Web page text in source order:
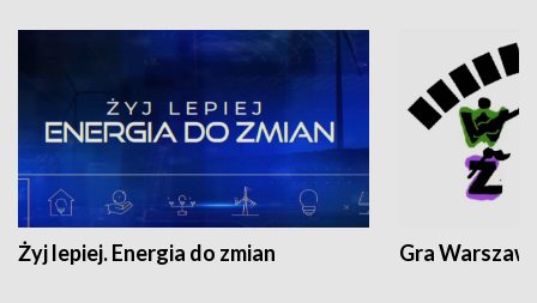
Żyj lepiej. Energia do zmian Gra